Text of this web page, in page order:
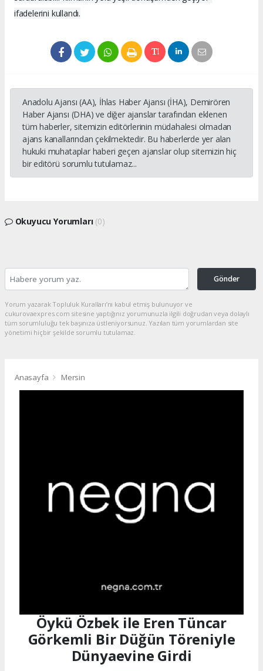
ifadelerini kullandı.
Anadolu Ajansı (AA), İhlas Haber Ajansı (İHA), Demirören
Haber Ajansı (DHA) ve diğer ajanslar tarafından eklenen
tüm haberler, sitemizin editörlerinin müdahalesi olmadan
ajans kanallarından çekilmektedir. Bu haberlerde yer alan
hukuki muhataplar haberi geçen ajanslar olup sitemizin hiç
bir editörü sorumlu tutulamaz...
Okuyucu Yorumları (0)
Gönder
Yorum yazarak Topluluk Kuralları’nı kabul etmiş bulunuyor ve
cukurovaexpres.com sitesine yaptığınız yorumunuzla ilgili doğrudan veya dolaylı
tüm sorumluluğu tek başınıza üstleniyorsunuz. Yazılan tüm yorumlardan site
yönetimi hiçbir şekilde sorumlu tutulamaz.
Anasayfa Mersin
Öykü Özbek ile Eren Tüncar
Görkemli Bir Düğün Töreniyle
Dünyaevine Girdi